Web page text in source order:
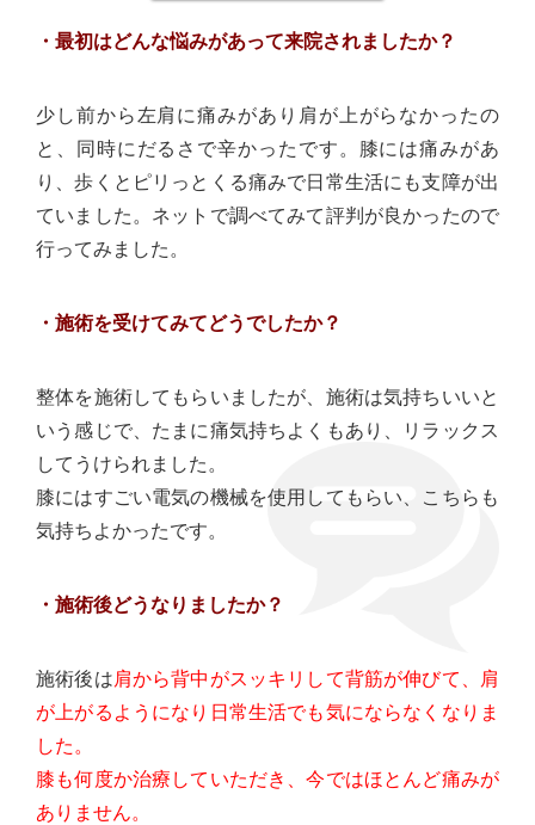
・最初はどんな悩みがあって来院されましたか？
少し前から左肩に痛みがあり肩が上がらなかったの
と、同時にだるさで辛かったです。膝には痛みがあ
り、歩くとピリっとくる痛みで日常生活にも支障が出
ていました。ネットで調べてみて評判が良かったので
行ってみました。
・施術を受けてみてどうでしたか？
整体を施術してもらいましたが、施術は気持ちいいと
いう感じで、たまに痛気持ちよくもあり、リラックス
してうけられました。
膝にはすごい電気の機械を使用してもらい、こちらも
気持ちよかったです。
・施術後どうなりましたか？
施術後は肩から背中がスッキリして背筋が伸びて、肩
が上がるようになり日常生活でも気にならなくなりま
した。
膝も何度か治療していただき、今ではほとんど痛みが
ありません。